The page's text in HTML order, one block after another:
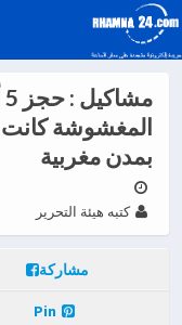
المغشوشة كانت
بمدن مغربية
كتبه هيئة التحرير
مشاركة
Pin